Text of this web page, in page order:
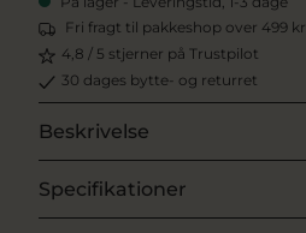
Fri fragt til pakkeshop over 499 kr.
4,8 / 5 stjerner på Trustpilot
30 dages bytte- og returret
Beskrivelse
Specifikationer